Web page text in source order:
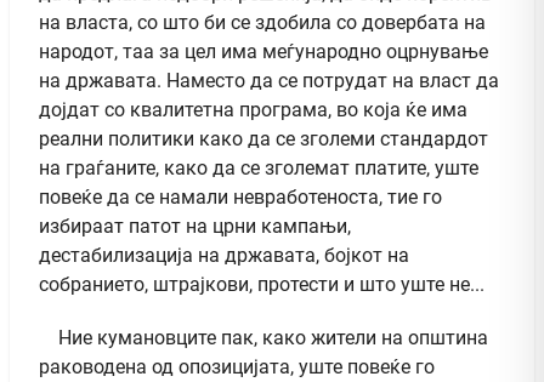
на власта, со што би се здобила со довербата на
народот, таа за цел има меѓународно оцрнување
на државата. Наместо да се потрудат на власт да
дојдат со квалитетна програма, во која ќе има
реални политики како да се зголеми стандардот
на граѓаните, како да се зголемат платите, уште
повеќе да се намали невработеноста, тие го
избираат патот на црни кампањи,
дестабилизација на државата, бојкот на
собранието, штрајкови, протести и што уште не...
Ние кумановците пак, како жители на општина
раководена од опозицијата, уште повеќе го